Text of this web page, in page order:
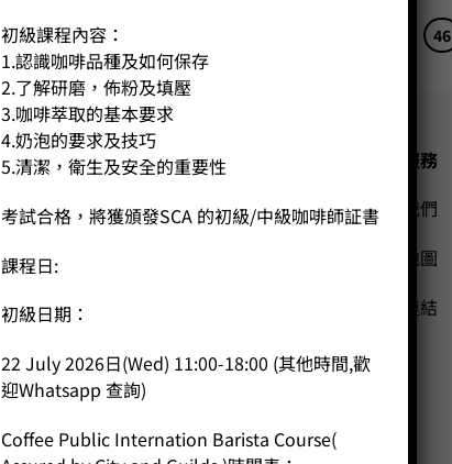
1 2 46
公司
主頁
客戶服務
聯絡我們
網站地圖
友站連結
初級課程內容：
1.認識咖啡品種及如何保存
2.了解研磨，佈粉及填壓
3.咖啡萃取的基本要求
4.奶泡的要求及技巧
5.清潔，衛生及安全的重要性
考試合格，將獲頒發SCA 的初級/中級咖啡師証書
課程日:
初級日期：
22 July 2026日(Wed) 11:00-18:00 (其他時間,歡
迎Whatsapp 查詢)
Coffee Public Internation Barista Course(